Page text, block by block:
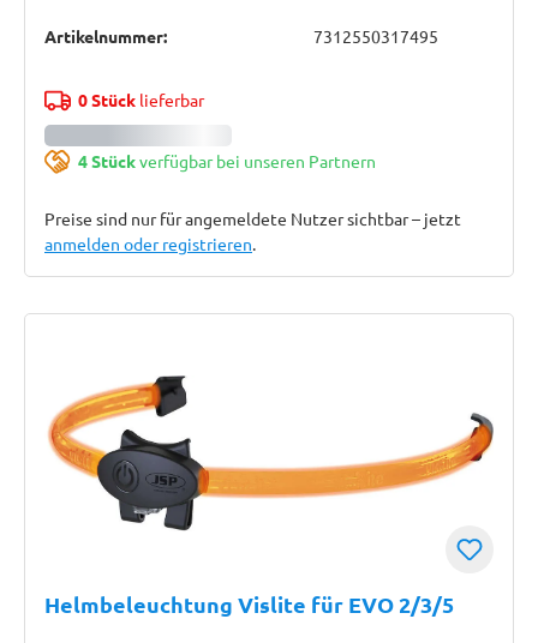
Artikelnummer: 7312550317495
0 Stücklieferbar
4 Stückverfügbar bei unseren Partnern
Preise sind nur für angemeldete Nutzer sichtbar – jetzt
anmelden oder registrieren.
Helmbeleuchtung Vislite für EVO 2/3/5